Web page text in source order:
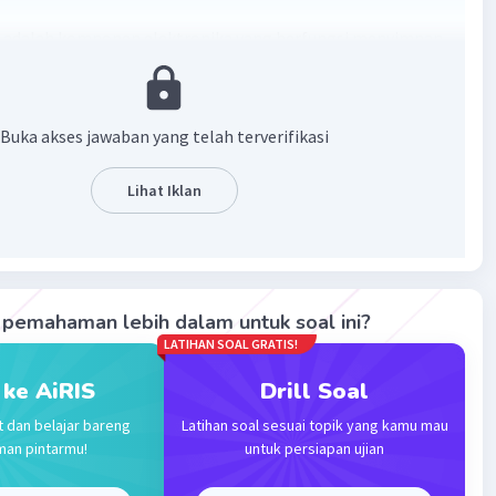
dalam jangka waktu tertentu.
untuk menyimpan muatan listrik.
Buka akses jawaban yang telah terverifikasi
Lihat Iklan
lebih dalam untuk soal ini?
AiRIS
dan belajar bareng
pintarmu!
LATIHAN SOAL GRATIS!
Drill Soal
Latihan soal sesuai topik yang kamu mau
untuk persiapan ujian